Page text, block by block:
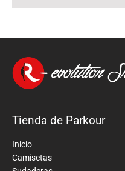
Tienda de Parkour
Inicio
Camisetas